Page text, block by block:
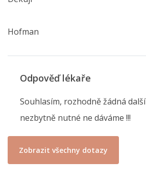
Hofman
Odpověď lékaře
Souhlasím, rozhodně žádná
nezbytně nutné ne dáváme !!!
Zobrazit všechny dotazy